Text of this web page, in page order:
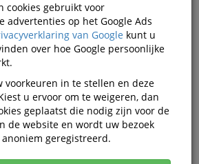
Alle categorieën
verklaring
cookies gebruikt voor
advertenties op het Google Ads
van Google kunt u
over hoe Google persoonlijke
voorkeuren in te stellen en deze
u ervoor om te weigeren, dan
geplaatst die nodig zijn voor de
de website en wordt uw bezoek
geregistreerd.